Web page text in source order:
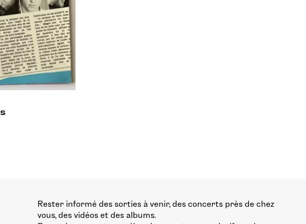
Rester informé des sorties à venir, des concerts près de chez
vous, des vidéos et des albums.